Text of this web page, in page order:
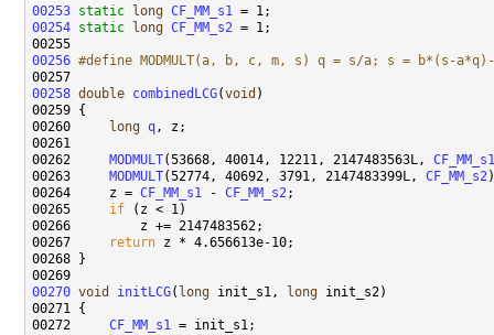
00253 static long CF_MM_s1
00254 static long CF_MM_s2
00256 #define MODMULT(a, b, c, m, s) q = s/a; s = b*(s-
00257
00258 double combinedLCG(void
00260
long q
00262 MODMULT(53668, 40014, 12211, 2147483563L, CF_MM_s1
00263 MODMULT(52774, 40692, 3791, 2147483399L, CF_MM_s2
00264     z = CF_MM_s1 - CF_MM_s2
00265 if
00267
return
00270 void initLCG( long init_s1, long
00272 CF_MM_s1